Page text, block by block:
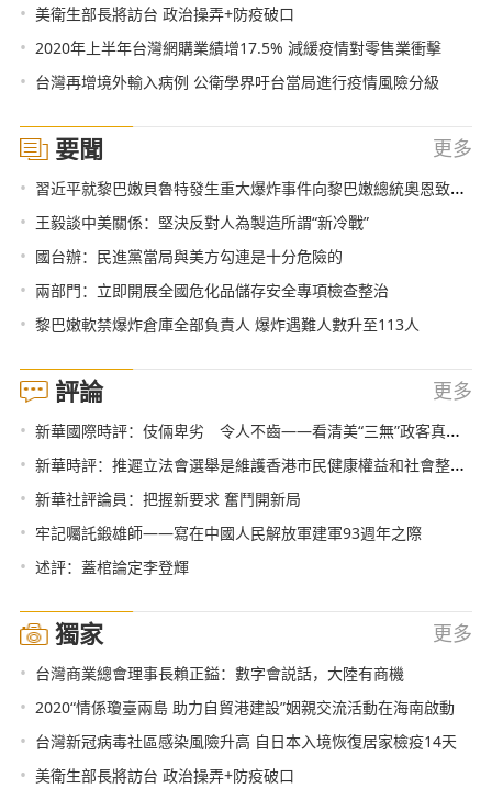
• 美衛生部長將訪台 政治操弄+防疫破口
• 2020年上半年台灣網購業績增17.5% 減緩疫情對零售業衝擊
• 台灣再增境外輸入病例 公衛學界吁台當局進行疫情風險分級
要聞 更多
• 習近平就黎巴嫩貝魯特發生重大爆炸事件向黎巴嫩總統奧恩致慰問電
• 王毅談中美關係：堅決反對人為製造所謂“新冷戰”
• 國台辦：民進黨當局與美方勾連是十分危險的
• 兩部門：立即開展全國危化品儲存安全專項檢查整治
• 黎巴嫩軟禁爆炸倉庫全部負責人 爆炸遇難人數升至113人
評論 更多
• 新華國際時評：伎倆卑劣 令人不齒——看清美“三無”政客真面目系列評論之二
• 新華時評：推遲立法會選舉是維護香港市民健康權益和社會整體利益的及時必要之舉
• 新華社評論員：把握新要求 奮鬥開新局
• 牢記囑託鍛雄師——寫在中國人民解放軍建軍93週年之際
• 述評：蓋棺論定李登輝
獨家 更多
• 台灣商業總會理事長賴正鎰：數字會説話，大陸有商機
• 2020“情係瓊臺兩島 助力自貿港建設”姻親交流活動在海南啟動
• 台灣新冠病毒社區感染風險升高 自日本入境恢復居家檢疫14天
• 美衛生部長將訪台 政治操弄+防疫破口